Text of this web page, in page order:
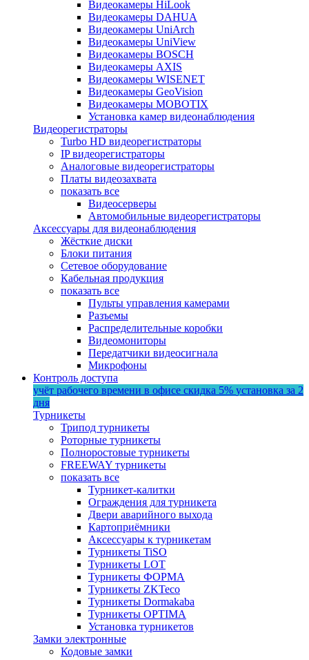
Видеокамеры HiLook
Видеокамеры DAHUA
Видеокамеры UniArch
Видеокамеры UniView
Видеокамеры BOSCH
Видеокамеры AXIS
Видеокамеры WISENET
Видеокамеры GeoVision
Видеокамеры MOBOTIX
Установка камер видеонаблюдения
Видеорегистраторы
Turbo HD видеорегистраторы
IP видеорегистраторы
Аналоговые видеорегистраторы
Платы видеозахвата
показать все
Видеосерверы
Автомобильные видеорегистраторы
Аксессуары для видеонаблюдения
Жёсткие диски
Блоки питания
Сетевое оборудование
Кабельная продукция
показать все
Пульты управления камерами
Разъемы
Распределительные коробки
Видеомониторы
Передатчики видеосигнала
Микрофоны
Контроль доступа
учёт рабочего времени в офисе скидка 5% установка за 2
дня
Турникеты
Трипод турникеты
Роторные турникеты
Полноростовые турникеты
FREEWAY турникеты
показать все
Турникет-калитки
Ограждения для турникета
Двери аварийного выхода
Картоприёмники
Аксессуары к турникетам
Турникеты TiSO
Турникеты LOT
Турникеты ФОРМА
Турникеты ZKTeco
Турникеты Dormakaba
Турникеты OPTIMA
Установка турникетов
Замки электронные
Кодовые замки